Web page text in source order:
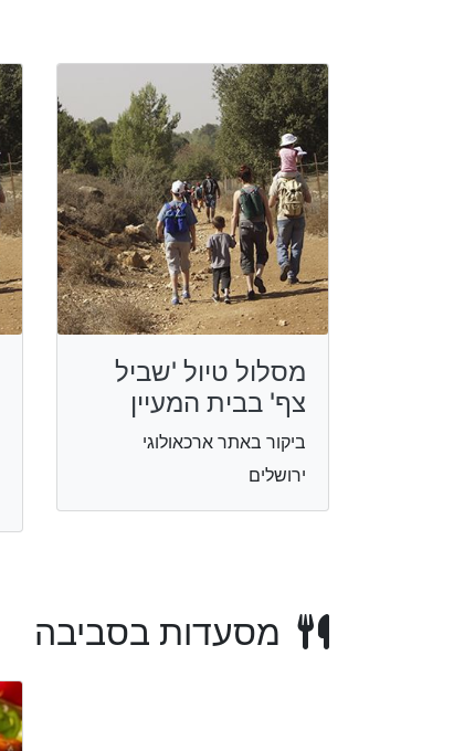
מסלול טיול 'שביל
צף' בבית המעיין
ביקור באתר ארכאולוגי
ירושלים
מסעדות בסביבה